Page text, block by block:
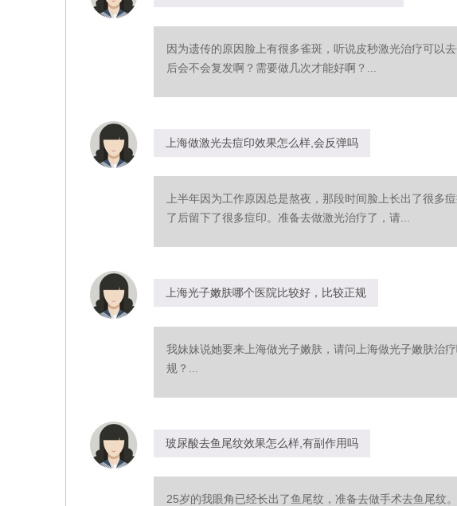
因为遗传的原因脸上有很多雀斑，听说皮秒激光治疗可以
后会不会复发啊？需要做几次才能好啊？...
上海做激光去痘印效果怎么样,会反弹吗
上半年因为工作原因总是熬夜，那段时间脸上长出了很多
了后留下了很多痘印。准备去做激光治疗了，请...
上海光子嫩肤哪个医院比较好，比较正规
我妹妹说她要来上海做光子嫩肤，请问上海做光子嫩肤治
规？...
玻尿酸去鱼尾纹效果怎么样,有副作用吗
25岁的我眼角已经长出了鱼尾纹，准备去做手术去鱼尾纹